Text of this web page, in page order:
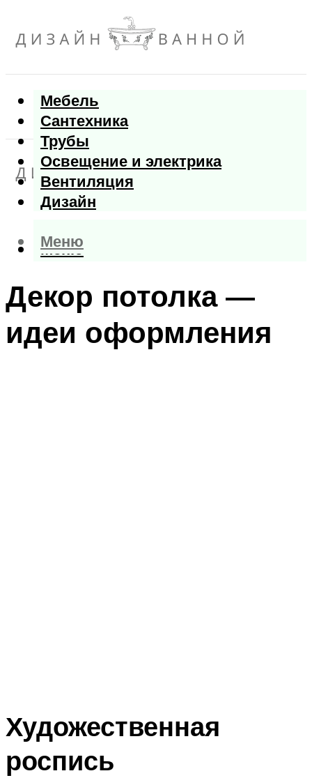
Мебель
Сантехника
Трубы
Освещение и электрика
Вентиляция
Дизайн
Меню
Меню
Декор потолка —
идеи оформления
Художественная
роспись